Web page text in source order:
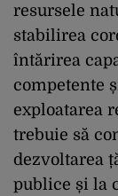
resursele
stabilirea
întărirea
competente
exploatarea
trebuie să
dezvoltarea
publice și la